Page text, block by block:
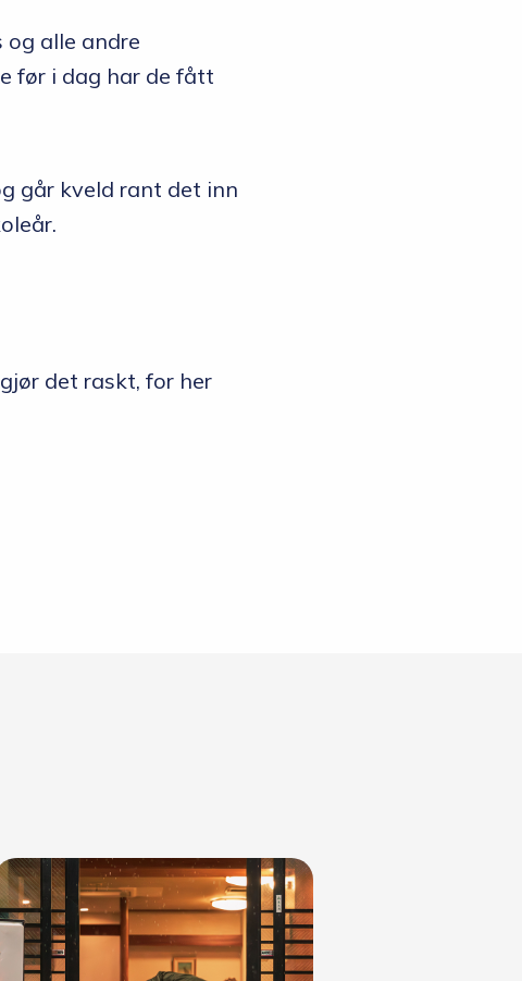
og alle andre
før i dag har de fått
går kveld rant det inn
det raskt, for her